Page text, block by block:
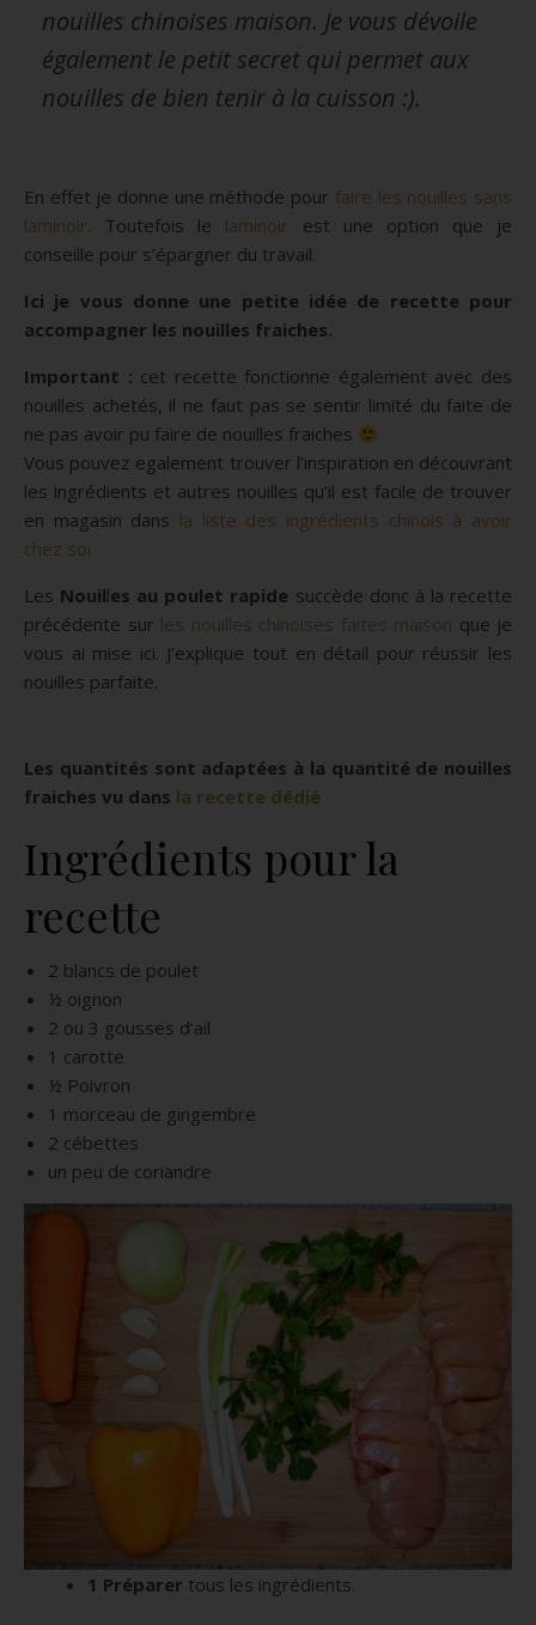
nouilles chinoises maison. Je vous dévoile
également le petit secret qui permet aux
nouilles de bien tenir à la cuisson :).
En effet je donne une méthode pour faire les nouilles sans
laminoir. Toutefois le laminoir est une option que je
conseille pour s’épargner du travail.
Ici je vous donne une petite idée de recette pour
accompagner les nouilles fraiches.
Important : cet recette fonctionne également avec des
nouilles achetés, il ne faut pas se sentir limité du faite de
ne pas avoir pu faire de nouilles fraiches
Vous pouvez egalement trouver l’inspiration en découvrant
les ingrédients et autres nouilles qu’il est facile de trouver
en magasin dans la liste des ingrédients chinois à avoir
chez soi
Les Nouilles au poulet rapide succède donc à la recette
précédente sur les nouilles chinoises faites maison que je
vous ai mise ici. J’explique tout en détail pour réussir les
nouilles parfaite.
Les quantités sont adaptées à la quantité de nouilles
fraiches vu dans la recette dédié
Ingrédients pour la
recette
2 blancs de poulet
½ oignon
2 ou 3 gousses d’ail
1 carotte
½ Poivron
1 morceau de gingembre
2 cébettes
un peu de coriandre
1 Préparer tous les ingrédients.